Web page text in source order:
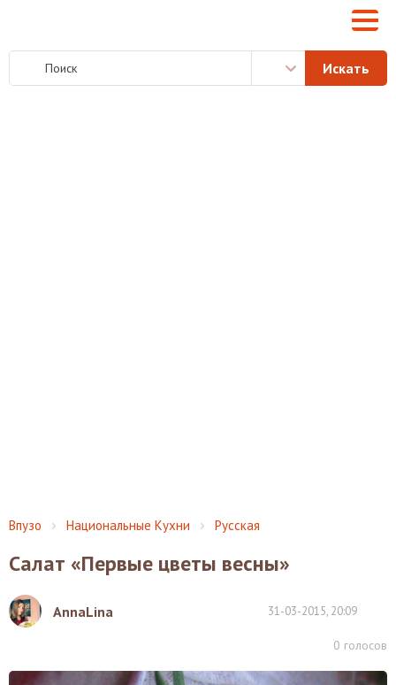
Впузо Национальные Кухни Русская
Салат «Первые цветы весны»
AnnaLina 31-03-2015, 20:09
0 голосов